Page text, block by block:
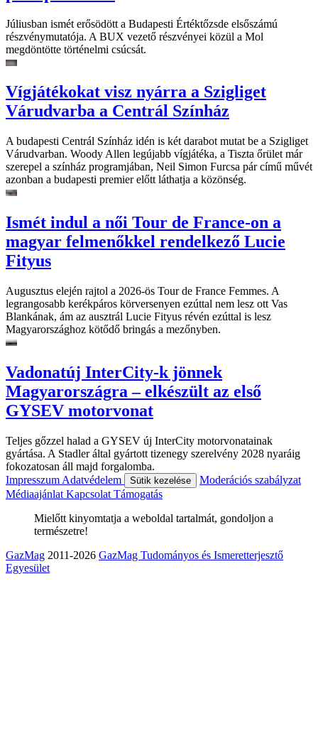
Júliusban ismét erősödött a Budapesti Értéktőzsde elsőszámú
részvénymutatója. A BUX vezető részvényei közül a Mol
megdöntötte történelmi csúcsát.
Vígjátékokat visz nyárra a Szigliget
Várudvarba a Centrál Színház
A budapesti Centrál Színház idén is két darabot mutat be a Szigliget
Várudvarban. Woody Allen legújabb vígjátéka, a Tiszta őrület már
szerepel a színház programjában, Neil Simon Furcsa pár című művét
azonban a budapesti premier előtt láthatja a közönség.
Ismét indul a női Tour de France-on a
magyar felmenőkkel rendelkező Lucie
Fityus
Augusztus elején rajtol a 2026-ös Tour de France Femmes. A
legrangosabb kerékpáros körversenyen ezúttal nem lesz ott Vas
Blankának, ám az ausztrál Lucie Fityus révén ezúttal is lesz
Magyarországhoz kötődő bringás a mezőnyben.
Vadonatúj InterCity-k jönnek
Magyarországra – elkészült az első
GYSEV motorvonat
Teljes gőzzel halad a GYSEV új InterCity motorvonatainak
gyártása. A Stadler által gyártott tizenegy szerelvény 2028 nyaráig
fokozatosan áll majd forgalomba.
Impresszum Adatvédelem Sütik kezelése
Moderációs szabályzat
Médiaajánlat Kapcsolat Támogatás
Mielőtt kinyomtatja a weboldal tartalmát, gondoljon a
természetre!
GazMag 2011-2026 GazMag Tudományos és Ismeretterjesztő
Egyesület